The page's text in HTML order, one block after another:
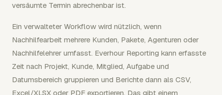
versäumte Termin abrechenbar ist.
Ein verwalteter Workflow wird nützlich, wenn
Nachhilfearbeit mehrere Kunden, Pakete, Agenturen oder
Nachhilfelehrer umfasst. Everhour Reporting kann erfasste
Zeit nach Projekt, Kunde, Mitglied, Aufgabe und
Datumsbereich gruppieren und Berichte dann als CSV,
Excel/XLSX oder PDF exportieren. Das gibt einem